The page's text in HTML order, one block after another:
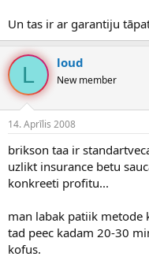
Un tas ir ar garantiju
L loud
New member
14. Aprīlis 2008
brikson taa ir
uzlikt insurance betu
konkreeti profitu...
man labak patiik metode
tad peec kadam 20-30
kofus.